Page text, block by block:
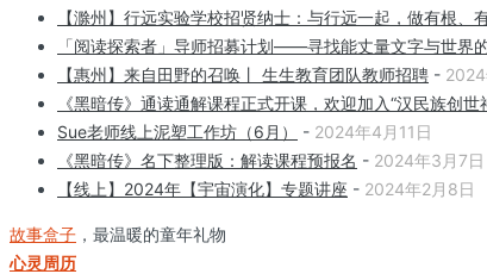
【滁州】行远实验学校招贤纳士：与行远一起，做有根、
「阅读探索者」导师招募计划——寻找能丈量文字与世界
【惠州】来自田野的召唤丨 生生教育团队教师招聘 -
《黑暗传》通读通解课程正式开课，欢迎加入“汉民族创世
Sue老师线上泥塑工作坊（6月）
- 2024年4月11日
《黑暗传》名下整理版：解读课程预报名 - 2024年3月7日
【线上】2024年【宇宙演化】专题讲座 - 2024年2月8日
故事盒子 ，最温暖的童年礼物
心灵周历